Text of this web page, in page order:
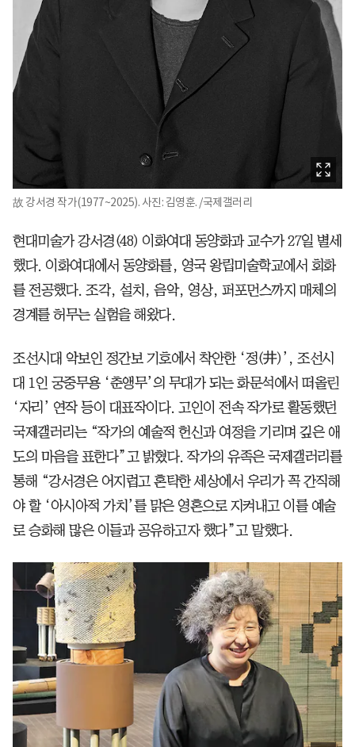
故 강서경 작가(1977~2025). 사진: 김영훈. /국제갤러리
현대미술가 강서경(48) 이화여대 동양화과 교수가 27일 별세
했다. 이화여대에서 동양화를, 영국 왕립미술학교에서 회화
를 전공했다. 조각, 설치, 음악, 영상, 퍼포먼스까지 매체의
경계를 허무는 실험을 해왔다.
조선시대 악보인 정간보 기호에서 착안한 ‘정(井)’, 조선시
대 1인 궁중무용 ‘춘앵무’의 무대가 되는 화문석에서 떠올린
‘자리’ 연작 등이 대표작이다. 고인이 전속 작가로 활동했던
국제갤러리는 “작가의 예술적 헌신과 여정을 기리며 깊은 애
도의 마음을 표한다”고 밝혔다. 작가의 유족은 국제갤러리를
통해 “강서경은 어지럽고 혼탁한 세상에서 우리가 꼭 간직해
야 할 ‘아시아적 가치’를 맑은 영혼으로 지켜내고 이를 예술
로 승화해 많은 이들과 공유하고자 했다”고 말했다.